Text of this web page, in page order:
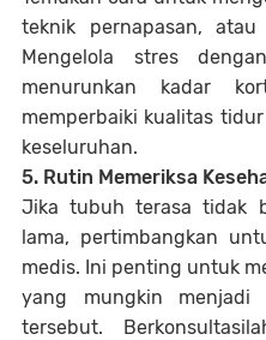
teknik pernapasan,
Mengelola stres
menurunkan kadar
memperbaiki kualitas
keseluruhan.
5. Rutin Memeriksa
Jika tubuh terasa tidak
lama, pertimbangkan
medis. Ini penting untuk
yang mungkin menjadi
tersebut.